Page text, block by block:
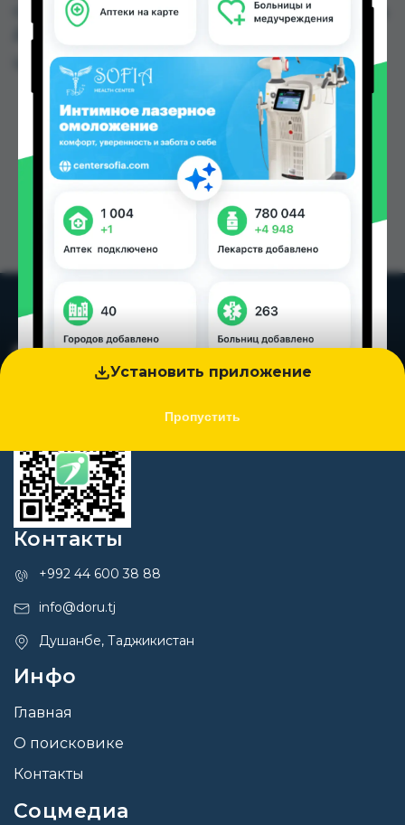
Установить приложение
Пропустить
Олмони №3 по цене от 150.00 TJS до 150.00 TJS в
Цена: от
150.00 TJS
Контакты
+992 44 600 38 88
info@doru.tj
Душанбе, Таджикистан
Инфо
Главная
О поисковике
Контакты
Соцмедиа